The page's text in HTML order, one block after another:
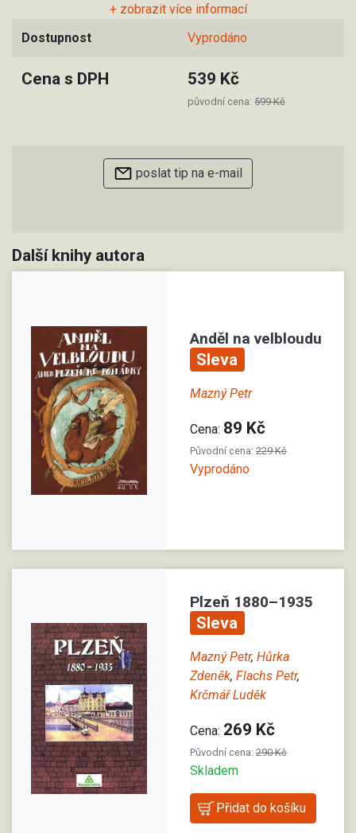
+ zobrazit více informací
Dostupnost
Vyprodáno
Cena s DPH 539 Kč
původní cena: 599 Kč
poslat tip na e-mail
Další knihy autora
Anděl na velbloudu
Sleva
Mazný Petr
Cena: 89 Kč
Původní cena: 229 Kč
Vyprodáno
Plzeň 1880–1935
Sleva
Mazný Petr, Hůrka
Zdeněk, Flachs Petr,
Krčmář Luděk
Cena: 269 Kč
Původní cena: 290 Kč
Skladem